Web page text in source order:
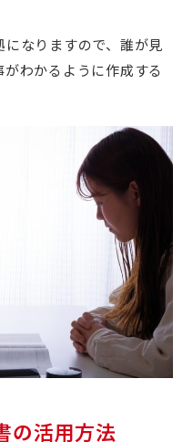
なりますので、誰が見
わかるように作成する
の活用方法